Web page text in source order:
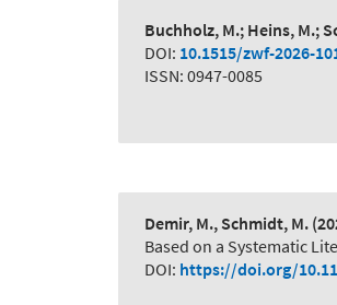
Buchholz, M.; Heins, M.;
DOI: 10.1515/zwf-2026-
ISSN: 0947-0085
Demir, M., Schmidt, M.
Based on a Systematic
DOI: https://doi.org/